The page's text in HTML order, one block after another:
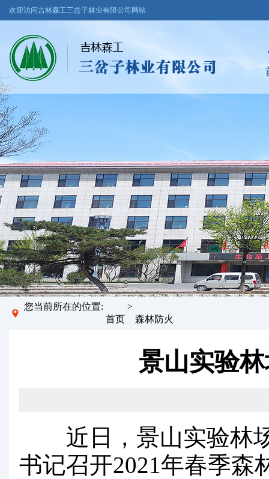
欢迎访问吉林森工三岔子林业有限公司网站
您当前所在的位置: 首页 > 森林防火
景山实验
近日，景山实验林场
书记召开2021年春季森